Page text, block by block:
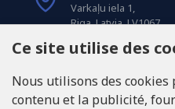
Varkaļu iela 1,
Riga, Latvia, LV1067
Tel: +371 20371100
Ce site utilise des
Nous utilisons des
contenu et la publicité,